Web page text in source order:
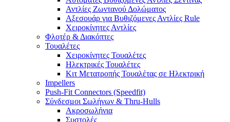
Αντλίες Ζωντανού Δολώματος
Αξεσουάρ για Βυθιζόμενες Αντλίες Rule
Χειροκίνητες Αντλίες
Φλοτέρ & Διακόπτες
Τουαλέτες
Χειροκίνητες Τουαλέτες
Ηλεκτρικές Τουαλέτες
Κιτ Μετατροπής Τουαλέτας σε Ηλεκτρική
Impellers
Push-Fit Connectors (Speedfit)
Σύνδεσμοι Σωλήνων & Thru-Hulls
Ακροσωλήνια
Συστολές